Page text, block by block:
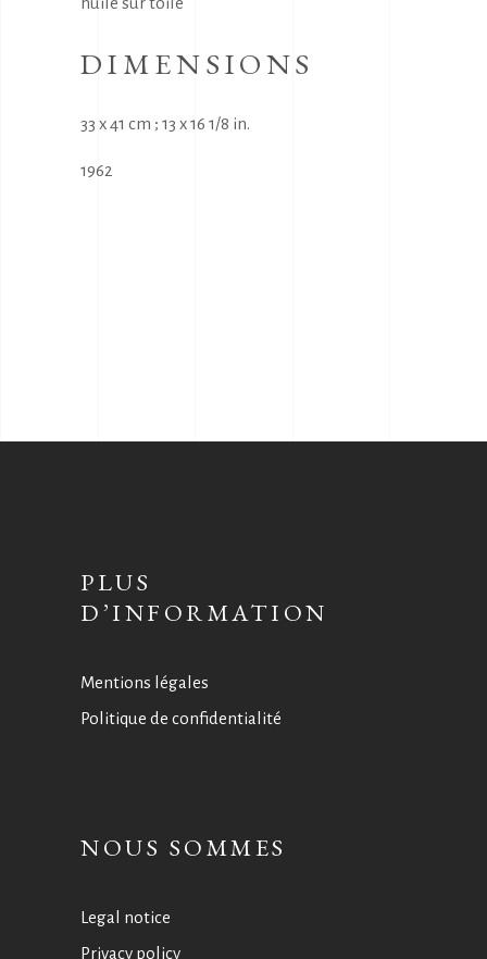
DIMENSIONS
33 x 41 cm ; 13 x 16 1/8 in.
1962
PLUS
D’INFORMATION
Mentions légales
Politique de confidentialité
NOUS SOMMES
Legal notice
Privacy policy